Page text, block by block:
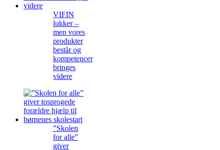
VIFIN
lukker –
men vores
produkter
består og
kompetencer
bringes
videre
”Skolen
for alle”
giver